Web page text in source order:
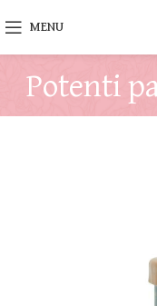
MENU
Potenti